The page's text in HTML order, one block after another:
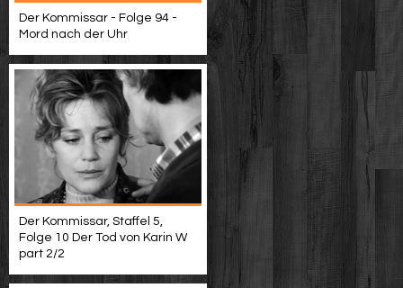
Der Kommissar - Folge 94 -
Mord nach der Uhr
Der Kommissar, Staffel 5,
Folge 10 Der Tod von Karin W
part 2/2